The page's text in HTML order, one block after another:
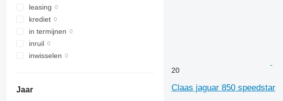
leasing
krediet
in termijnen
inruil
inwisselen
Jaar
20
Claas jaguar 850 speedstar